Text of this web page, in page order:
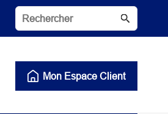
Mon Espace Client